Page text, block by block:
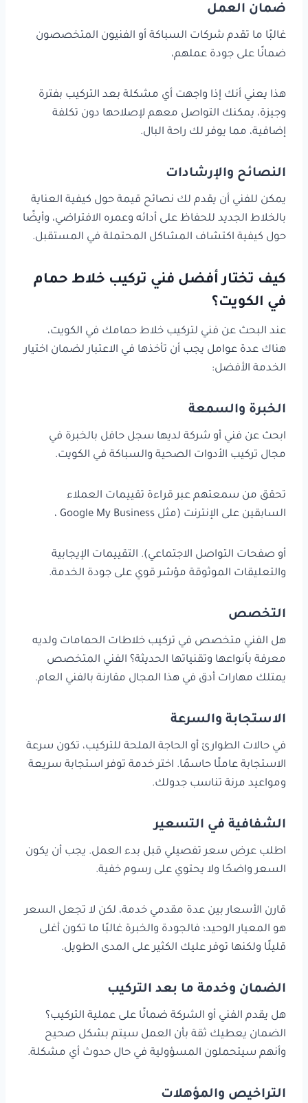
ضمان العمل
غالبًا ما تقدم شركات السباكة أو الفنيون المتخصصون
ضمانًا على جودة عملهم،
هذا يعني أنك إذا واجهت أي مشكلة بعد التركيب بفترة
وجيزة، يمكنك التواصل معهم لإصلاحها دون تكلفة
إضافية، مما يوفر لك راحة البال.
النصائح والإرشادات
يمكن للفني أن يقدم لك نصائح قيمة حول كيفية العناية
بالخلاط الجديد للحفاظ على أدائه وعمره الافتراضي، وأيضًا
حول كيفية اكتشاف المشاكل المحتملة في المستقبل.
كيف تختار أفضل فني تركيب خلاط حمام
في الكويت؟
عند البحث عن فني لتركيب خلاط حمامك في الكويت،
هناك عدة عوامل يجب أن تأخذها في الاعتبار لضمان اختيار
الخدمة الأفضل:
الخبرة والسمعة
ابحث عن فني أو شركة لديها سجل حافل بالخبرة في
مجال تركيب الأدوات الصحية والسباكة في الكويت.
تحقق من سمعتهم عبر قراءة تقييمات العملاء
السابقين على الإنترنت (مثل Google My Business ،
أو صفحات التواصل الاجتماعي). التقييمات الإيجابية
والتعليقات الموثوقة مؤشر قوي على جودة الخدمة.
التخصص
هل الفني متخصص في تركيب خلاطات الحمامات ولديه
معرفة بأنواعها وتقنياتها الحديثة؟ الفني المتخصص
يمتلك مهارات أدق في هذا المجال مقارنة بالفني العام.
الاستجابة والسرعة
في حالات الطوارئ أو الحاجة الملحة للتركيب، تكون سرعة
الاستجابة عاملًا حاسمًا. اختر خدمة توفر استجابة سريعة
ومواعيد مرنة تناسب جدولك.
الشفافية في التسعير
اطلب عرض سعر تفصيلي قبل بدء العمل. يجب أن يكون
السعر واضحًا ولا يحتوي على رسوم خفية.
قارن الأسعار بين عدة مقدمي خدمة، لكن لا تجعل السعر
هو المعيار الوحيد؛ فالجودة والخبرة غالبًا ما تكون أغلى
قليلًا ولكنها توفر عليك الكثير على المدى الطويل.
الضمان وخدمة ما بعد التركيب
هل يقدم الفني أو الشركة ضمانًا على عملية التركيب؟
الضمان يعطيك ثقة بأن العمل سيتم بشكل صحيح
وأنهم سيتحملون المسؤولية في حال حدوث أي مشكلة.
التراخيص والمؤهلات